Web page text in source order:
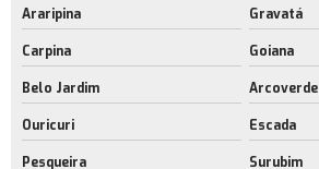
Araripina Gravatá
Carpina Goiana
Belo Jardim Arcoverde
Ouricuri Escada
Pesqueira Surubim